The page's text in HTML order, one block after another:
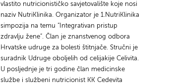
vlastito nutricionističko savjetovalište koje nosi
naziv NutriKlinika. Organizator je 1.NutriKlinika
simpozija na temu “Integrativan pristup
zdravlju žene”. Član je znanstvenog odbora
Hrvatske udruge za bolesti štitnjače. Stručni je
suradnik Udruge oboljelih od celijakije Celivita.
U posljednje je tri godine član medicinske
službe i službeni nutricionist KK Cedevita